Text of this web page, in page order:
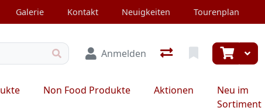
Galerie Kontakt Neuigkeiten Tourenplan
Anmelden
Non Food Produkte Aktionen
Neu im
Sortiment